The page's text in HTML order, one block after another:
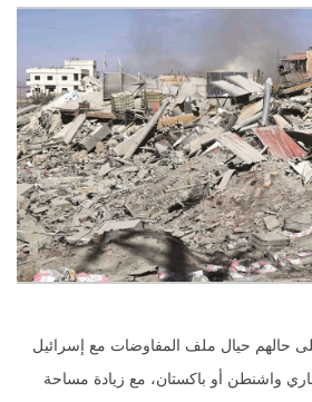
على حالهم حيال ملف المفاوضات مع إسرائيل
واشنطن أو باكستان، مع زيادة مساحة